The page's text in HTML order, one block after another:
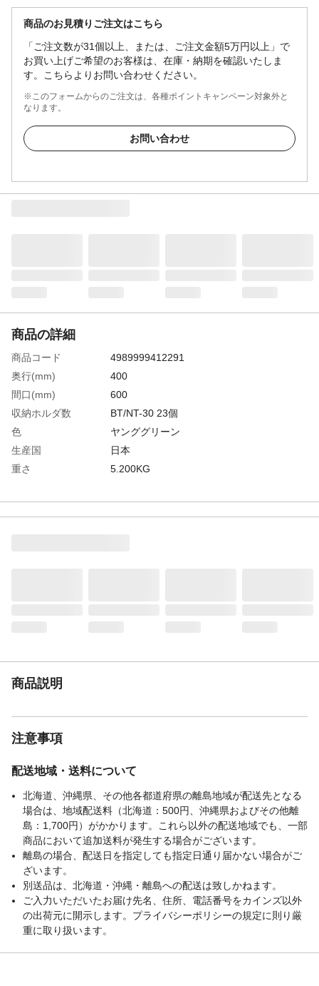
商品のお見積りご注文はこちら
「ご注文数が31個以上、または、ご注文金額5万円以上」で
お買い上げご希望のお客様は、在庫・納期を確認いたしま
す。こちらよりお問い合わせください。
※このフォームからのご注文は、各種ポイントキャンペーン対象外と
なります。
お問い合わせ
商品の詳細
商品コード
4989999412291
奥行(mm)
400
間口(mm)
600
収納ホルダ数
BT/NT-30 23個
色
ヤンググリーン
生産国
日本
重さ
5.200KG
商品説明
注意事項
配送地域・送料について
北海道、沖縄県、その他各都道府県の離島地域が配送先となる
場合は、地域配送料（北海道：500円、沖縄県およびその他離
島：1,700円）がかかります。これら以外の配送地域でも、一部
商品において追加送料が発生する場合がございます。
離島の場合、配送日を指定しても指定日通り届かない場合がご
ざいます。
別送品は、北海道・沖縄・離島への配送は致しかねます。
ご入力いただいたお届け先名、住所、電話番号をカインズ以外
の出荷元に開示します。プライバシーポリシーの規定に則り厳
重に取り扱います。